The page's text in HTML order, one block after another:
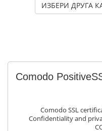
ИЗБЕРИ ДРУГА
Comodo
Comodo SSL
Confidentiality and